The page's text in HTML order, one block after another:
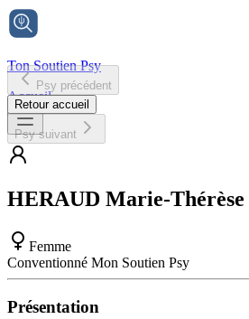
Ton Soutien Psy
Accueil
Psy précédent
Retour accueil
Psy suivant
HERAUD Marie-Thérèse
Femme
Conventionné Mon Soutien Psy
Présentation